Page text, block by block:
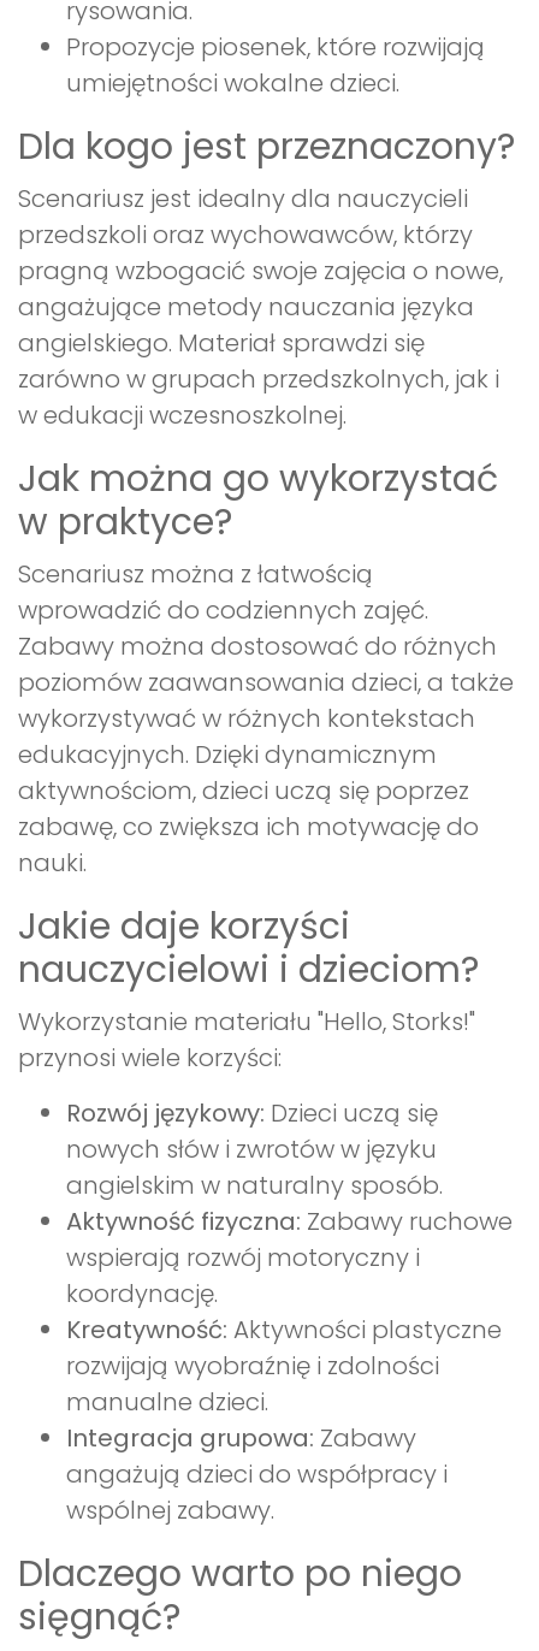
rysowania.
Propozycje piosenek, które rozwijają
umiejętności wokalne dzieci.
Dla kogo jest przeznaczony?
Scenariusz jest idealny dla nauczycieli
przedszkoli oraz wychowawców, którzy
pragną wzbogacić swoje zajęcia o nowe,
angażujące metody nauczania języka
angielskiego. Materiał sprawdzi się
zarówno w grupach przedszkolnych, jak i
w edukacji wczesnoszkolnej.
Jak można go wykorzystać
w praktyce?
Scenariusz można z łatwością
wprowadzić do codziennych zajęć.
Zabawy można dostosować do różnych
poziomów zaawansowania dzieci, a także
wykorzystywać w różnych kontekstach
edukacyjnych. Dzięki dynamicznym
aktywnościom, dzieci uczą się poprzez
zabawę, co zwiększa ich motywację do
nauki.
Jakie daje korzyści
nauczycielowi i dzieciom?
Wykorzystanie materiału "Hello, Storks!"
przynosi wiele korzyści:
Rozwój językowy: Dzieci uczą się
nowych słów i zwrotów w języku
angielskim w naturalny sposób.
Aktywność fizyczna: Zabawy ruchowe
wspierają rozwój motoryczny i
koordynację.
Kreatywność: Aktywności plastyczne
rozwijają wyobraźnię i zdolności
manualne dzieci.
Integracja grupowa: Zabawy
angażują dzieci do współpracy i
wspólnej zabawy.
Dlaczego warto po niego
sięgnąć?